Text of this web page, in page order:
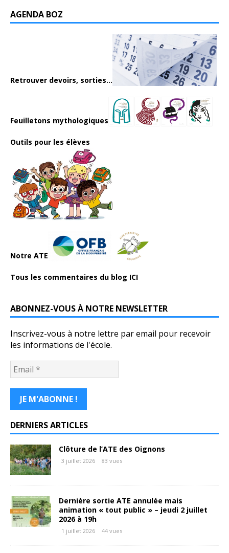
AGENDA BOZ
Retrouver devoirs, sorties...
Feuilletons mythologiques
Outils pour les élèves
Notre ATE
Tous les commentaires du blog ICI
ABONNEZ-VOUS À NOTRE NEWSLETTER
Inscrivez-vous à notre lettre par email pour recevoir
les informations de l'école.
DERNIERS ARTICLES
Clôture de l’ATE des Oignons
3 juillet 2026 83 vues
Dernière sortie ATE annulée mais
animation « tout public » – jeudi 2 juillet
2026 à 19h
1 juillet 2026 44 vues